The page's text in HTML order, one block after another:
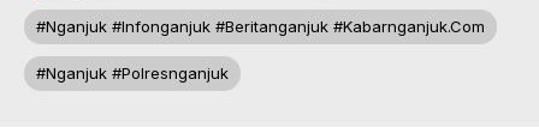
#nganjuk #infonganjuk #beritanganjuk #kabarnganjuk.com
#nganjuk #polresnganjuk